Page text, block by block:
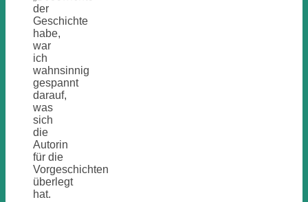
der
Geschichte
habe,
war
ich
wahnsinnig
gespannt
darauf,
was
sich
die
Autorin
für die
Vorgeschichten
überlegt
hat.